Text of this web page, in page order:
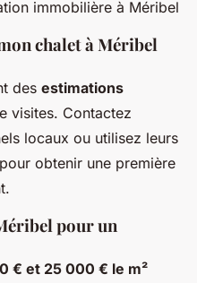
chalet à Méribel
des estimations
visites. Contactez
locaux ou utilisez leurs
obtenir une première
pour un
€ et 25 000 € le m²